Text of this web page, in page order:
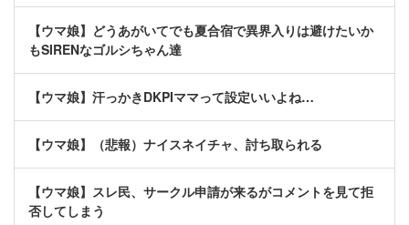
【ウマ娘】どうあがいてでも夏合宿で異界入りは避けたいか
もSIRENなゴルシちゃん達
【ウマ娘】汗っかきDKPIママって設定いいよね…
【ウマ娘】（悲報）ナイスネイチャ、討ち取られる
【ウマ娘】スレ民、サークル申請が来るがコメントを見て拒
否してしまう